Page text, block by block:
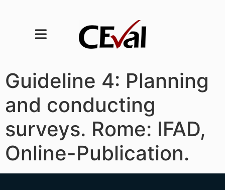
Guideline 4: Planning
and conducting
surveys. Rome: IFAD,
Online-Publication.